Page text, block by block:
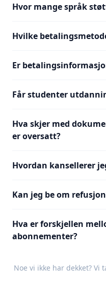
Hvor mange språk
Hvilke
Er
Får studenter
Hva skjer med
er oversatt?
Hvordan kansellerer
Kan jeg be om
Hva er forskjellen
abonnementer?
Noe vi ikke har dekket? Vi